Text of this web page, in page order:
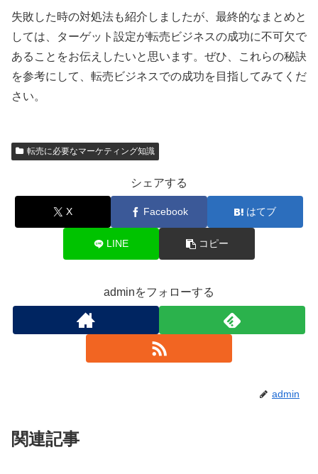
失敗した時の対処法も紹介しましたが、最終的なまとめと
しては、ターゲット設定が転売ビジネスの成功に不可欠で
あることをお伝えしたいと思います。ぜひ、これらの秘訣
を参考にして、転売ビジネスでの成功を目指してみてくだ
さい。
転売に必要なマーケティング知識
シェアする
X Facebook はてブ
LINE コピー
adminをフォローする
admin
関連記事